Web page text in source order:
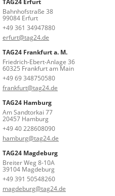
TAG24 Erfurt
Bahnhofstraße 38
99084 Erfurt
+49 361 34947880
erfurt@tag24.de
TAG24 Frankfurt a. M.
Friedrich-Ebert-Anlage 36
60325 Frankfurt am Main
+49 69 348750580
frankfurt@tag24.de
TAG24 Hamburg
Am Sandtorkai 77
20457 Hamburg
+49 40 228608090
hamburg@tag24.de
TAG24 Magdeburg
Breiter Weg 8-10A
39104 Magdeburg
+49 391 50548260
magdeburg@tag24.de